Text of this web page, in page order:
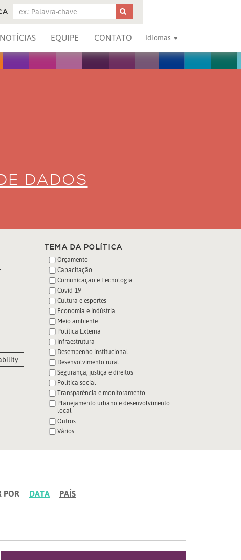
NOTÍCIAS EQUIPE CONTATO Idiomas
DADOS
TEMA DA POLÍTICA
Orçamento
Capacitação
Comunicação e Tecnologia
Covid-19
Cultura e esportes
Economia e Indústria
Meio ambiente
Política Externa
Infraestrutura
Desempenho institucional
Desenvolvimento rural
Segurança, justiça e direitos
Política social
Transparência e monitoramento
Planejamento urbano e desenvolvimento
local
Outros
Vários
POR DATA PAÍS